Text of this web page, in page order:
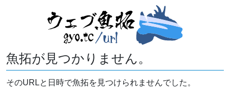
魚拓が見つかりません。
そのURLと日時で魚拓を見つけられませんでした。